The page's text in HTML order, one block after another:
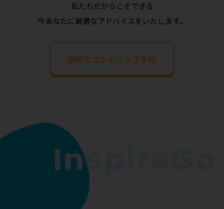
私たちだからこそできる
今あなたに最適なアドバイスをいたします。
無料カウンセリング予約